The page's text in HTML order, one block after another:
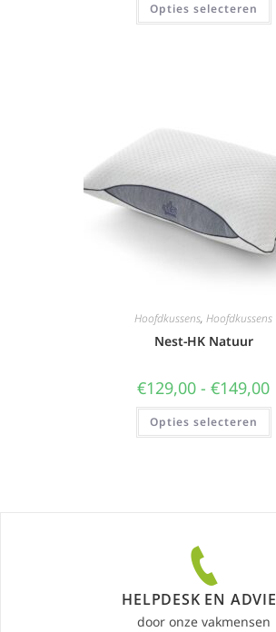
Opties selecteren
Hoofdkussens, Hoofdkussens
Nest-HK Natuur
€129,00 - €149,00
Opties selecteren
HELPDESK EN
door onze vakmensen